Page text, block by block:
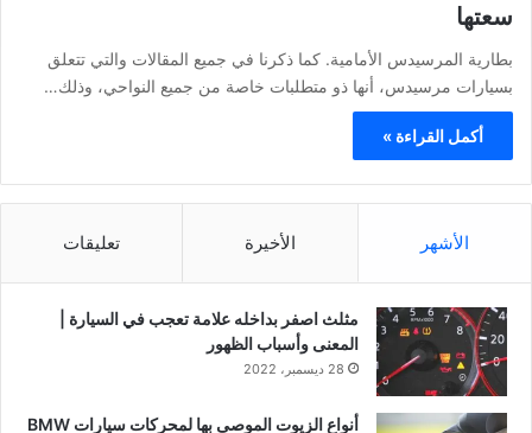
سعتها
بطارية المرسيدس الأمامية. كما ذكرنا في جميع المقالات والتي تتعلق
بسيارات مرسيدس، أنها ذو متطلبات خاصة من جميع النواحي، وذلك…
أكمل القراءة »
الأشهر الأخيرة تعليقات
مثلث اصفر بداخله علامة تعجب في السيارة |
المعنى وأسباب الظهور
28 ديسمبر، 2022
أنواع الزيوت الموصى بها لمحركات سيارات BMW